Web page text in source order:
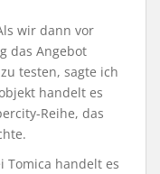
wir dann vor
das Angebot
testen, sagte ich
handelt es
Reihe, das
Tomica handelt es